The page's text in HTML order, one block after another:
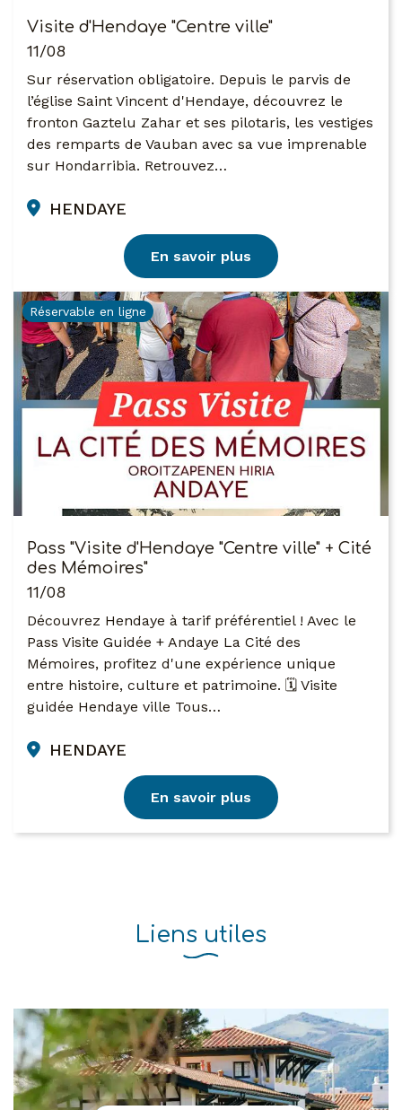
Visite d'Hendaye "Centre ville"
11/08
Sur réservation obligatoire. Depuis le parvis de
l’église Saint Vincent d'Hendaye, découvrez le
fronton Gaztelu Zahar et ses pilotaris, les vestiges
des remparts de Vauban avec sa vue imprenable
sur Hondarribia. Retrouvez…
HENDAYE
En savoir plus
Réservable en ligne
Pass "Visite d'Hendaye "Centre ville" + Cité
des Mémoires"
11/08
Découvrez Hendaye à tarif préférentiel ! Avec le
Pass Visite Guidée + Andaye La Cité des
Mémoires, profitez d'une expérience unique
entre histoire, culture et patrimoine. 🗓 Visite
guidée Hendaye ville Tous…
HENDAYE
En savoir plus
Liens utiles